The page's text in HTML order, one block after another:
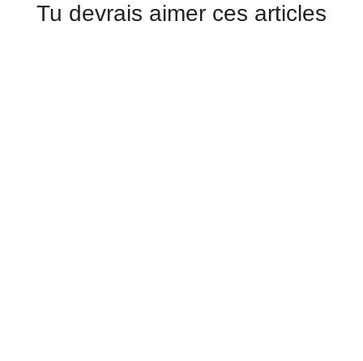
Tu devrais aimer ces articles